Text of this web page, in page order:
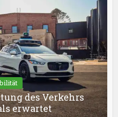
des Verkehrs
erwartet